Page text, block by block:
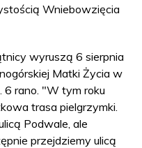
Wniebowzięcia
wyruszą 6 sierpnia
Matki Życia w
6 rano. "W tym roku
trasa pielgrzymki.
Podwale, ale
przejdziemy ulicą